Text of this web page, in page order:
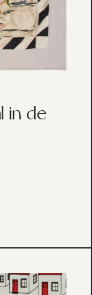
in de